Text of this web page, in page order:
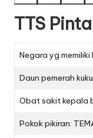
TTS
Negara yg
Daun pemerah
Obat sakit kepala
Pokok pikiran: